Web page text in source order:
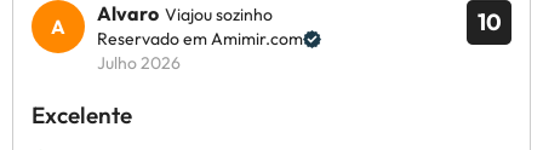
10
Alvaro Viajou sozinho
Reservado em Amimir.com
Julho 2026
Excelente